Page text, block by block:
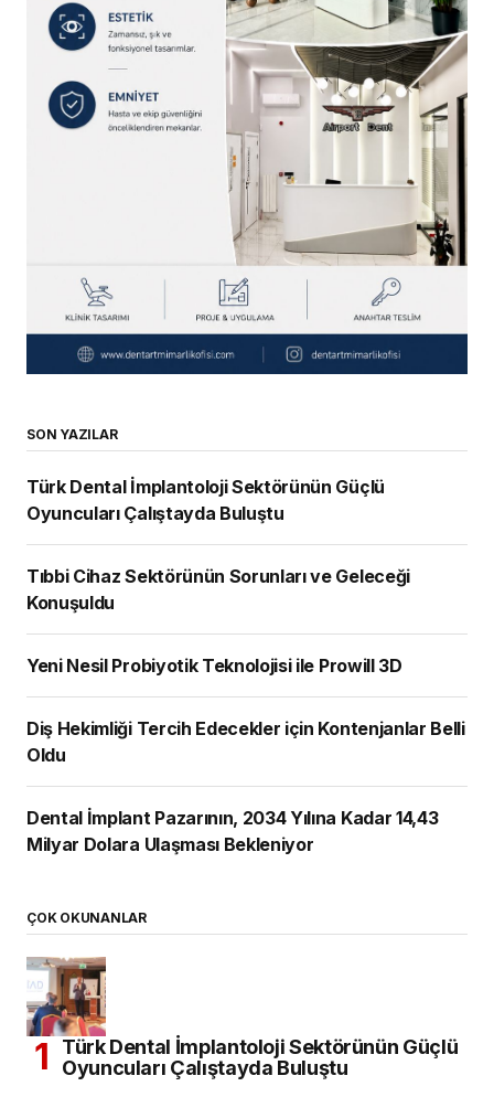
SON YAZILAR
Türk Dental İmplantoloji Sektörünün Güçlü
Oyuncuları Çalıştayda Buluştu
Tıbbi Cihaz Sektörünün Sorunları ve Geleceği
Konuşuldu
Yeni Nesil Probiyotik Teknolojisi ile Prowill 3D
Diş Hekimliği Tercih Edecekler için Kontenjanlar Belli
Oldu
Dental İmplant Pazarının, 2034 Yılına Kadar 14,43
Milyar Dolara Ulaşması Bekleniyor
ÇOK OKUNANLAR
Türk Dental İmplantoloji Sektörünün Güçlü
Oyuncuları Çalıştayda Buluştu